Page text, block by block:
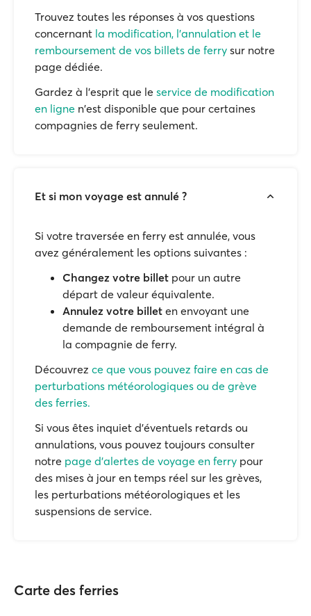
Trouvez toutes les réponses à vos questions
concernant la modification, l'annulation et le
remboursement de vos billets de ferry sur notre
page dédiée.
Gardez à l'esprit que le service de modification
en ligne n'est disponible que pour certaines
compagnies de ferry seulement.
Et si mon voyage est annulé ?
Si votre traversée en ferry est annulée, vous
avez généralement les options suivantes :
Changez votre billet pour un autre
départ de valeur équivalente.
Annulez votre billet en envoyant une
demande de remboursement intégral à
la compagnie de ferry.
Découvrez ce que vous pouvez faire en cas de
perturbations météorologiques ou de grève
des ferries.
Si vous êtes inquiet d'éventuels retards ou
annulations, vous pouvez toujours consulter
notre page d'alertes de voyage en ferry pour
des mises à jour en temps réel sur les grèves,
les perturbations météorologiques et les
suspensions de service.
Carte des ferries